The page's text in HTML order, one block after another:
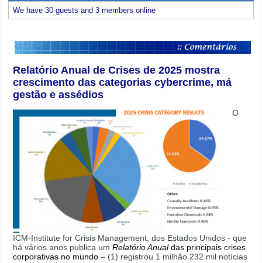
We have 30 guests and 3 members online
Relatório Anual de Crises de 2025 mostra
crescimento das categorias cybercrime, má
gestão e assédios
O
ICM-Institute for Crisis Management, dos Estados Unidos - que
há vários anos publica umRelatório Anualdas principais crises
corporativas no mundo – (1) registrou 1 milhão 232 mil notícias